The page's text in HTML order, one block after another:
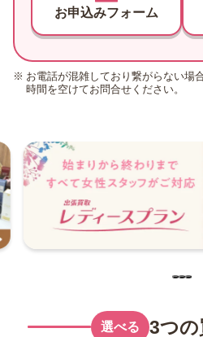
お申込みフォーム
お電話が混雑しており繋がらない場
時間を空けてお問合せください。
選べる 3つの